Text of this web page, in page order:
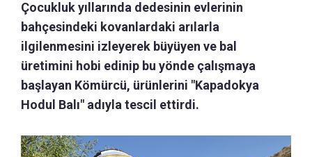
Çocukluk yıllarında dedesinin evlerinin
bahçesindeki kovanlardaki arılarla
ilgilenmesini izleyerek büyüyen ve bal
üretimini hobi edinip bu yönde çalışmaya
başlayan Kömürcü, ürünlerini "Kapadokya
Hodul Balı" adıyla tescil ettirdi.